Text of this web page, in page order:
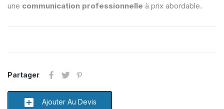
une communication professionnelle à prix abordable.
Partager
add_box Ajouter Au Devis